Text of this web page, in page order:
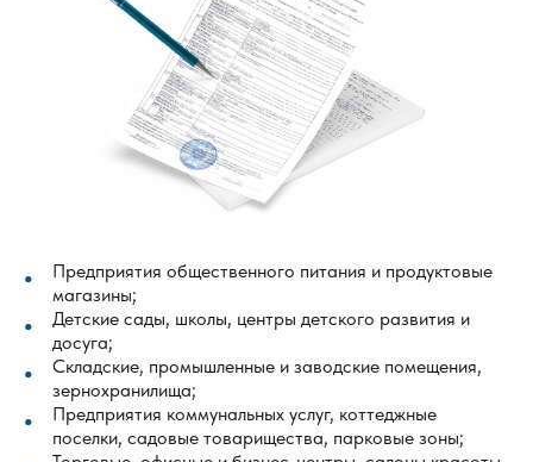
Предприятия общественного питания и продуктовые
магазины;
Детские сады, школы, центры детского развития и
досуга;
Складские, промышленные и заводские помещения,
зернохранилища;
Предприятия коммунальных услуг, коттеджные
поселки, садовые товарищества, парковые зоны;